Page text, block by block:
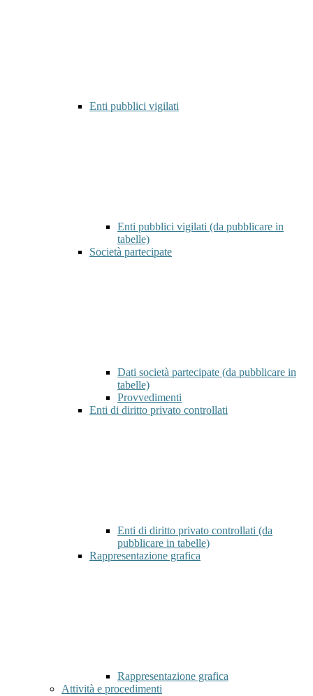
Enti pubblici vigilati
Enti pubblici vigilati (da pubblicare in
tabelle)
Società partecipate
Dati società partecipate (da pubblicare in
tabelle)
Provvedimenti
Enti di diritto privato controllati
Enti di diritto privato controllati (da
pubblicare in tabelle)
Rappresentazione grafica
Rappresentazione grafica
Attività e procedimenti